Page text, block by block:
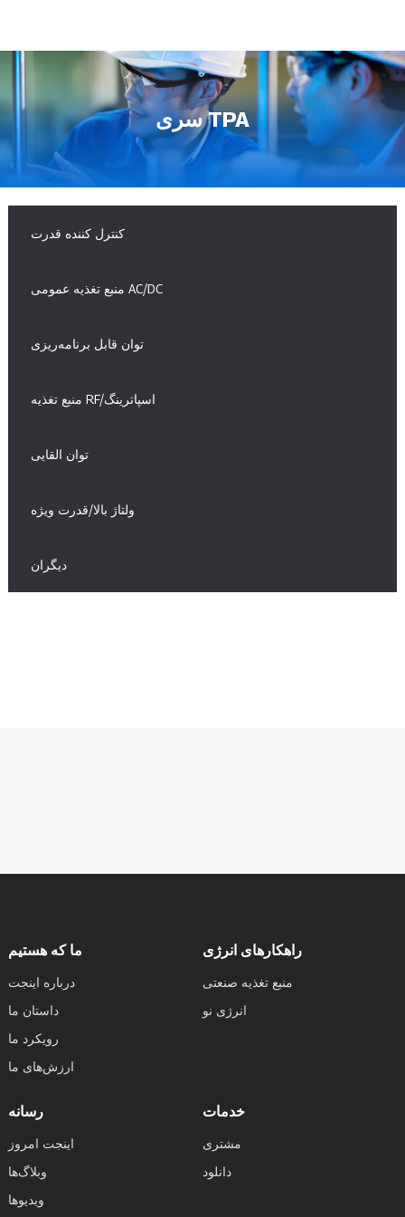
سری TPA
کنترل کننده قدرت
منبع تغذیه عمومی AC/DC
توان قابل برنامه‌ریزی
منبع تغذیه RF/اسپاترینگ
توان القایی
ولتاژ بالا/قدرت ویژه
دیگران
ما که هستیم
درباره اینجت
داستان ما
رویکرد ما
ارزش‌های ما
راهکارهای انرژی
منبع تغذیه صنعتی
انرژی نو
رسانه
اینجت امروز
وبلاگ‌ها
ویدیوها
خدمات
مشتری
دانلود